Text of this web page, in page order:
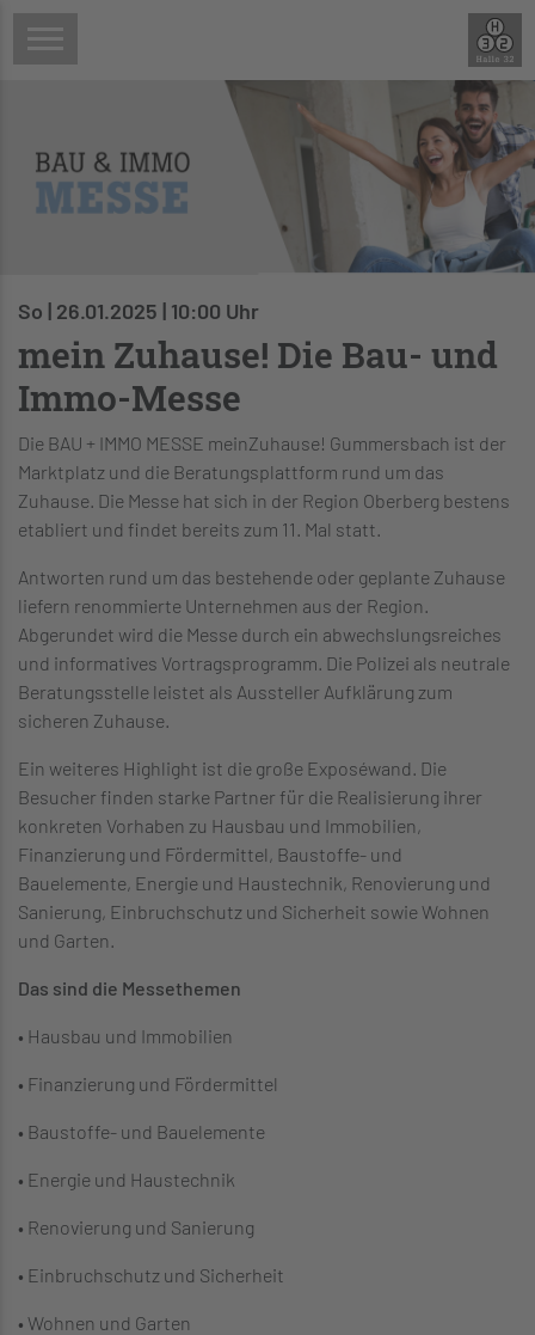
So | 26.01.2025 | 10:00 Uhr
mein Zuhause! Die Bau- und
Immo-Messe
Die BAU + IMMO MESSE meinZuhause! Gummersbach ist der
Marktplatz und die Beratungsplattform rund um das
Zuhause. Die Messe hat sich in der Region Oberberg bestens
etabliert und findet bereits zum 11. Mal statt.
Antworten rund um das bestehende oder geplante Zuhause
liefern renommierte Unternehmen aus der Region.
Abgerundet wird die Messe durch ein abwechslungsreiches
und informatives Vortragsprogramm. Die Polizei als neutrale
Beratungsstelle leistet als Aussteller Aufklärung zum
sicheren Zuhause.
Ein weiteres Highlight ist die große Exposéwand. Die
Besucher finden starke Partner für die Realisierung ihrer
konkreten Vorhaben zu Hausbau und Immobilien,
Finanzierung und Fördermittel, Baustoffe- und
Bauelemente, Energie und Haustechnik, Renovierung und
Sanierung, Einbruchschutz und Sicherheit sowie Wohnen
und Garten.
Das sind die Messethemen
• Hausbau und Immobilien
• Finanzierung und Fördermittel
• Baustoffe- und Bauelemente
• Energie und Haustechnik
• Renovierung und Sanierung
• Einbruchschutz und Sicherheit
• Wohnen und Garten